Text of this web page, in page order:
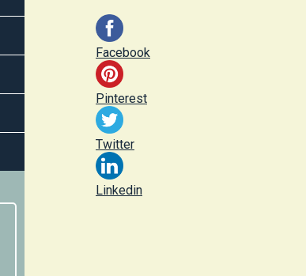
Facebook
Pinterest
Twitter
Linkedin